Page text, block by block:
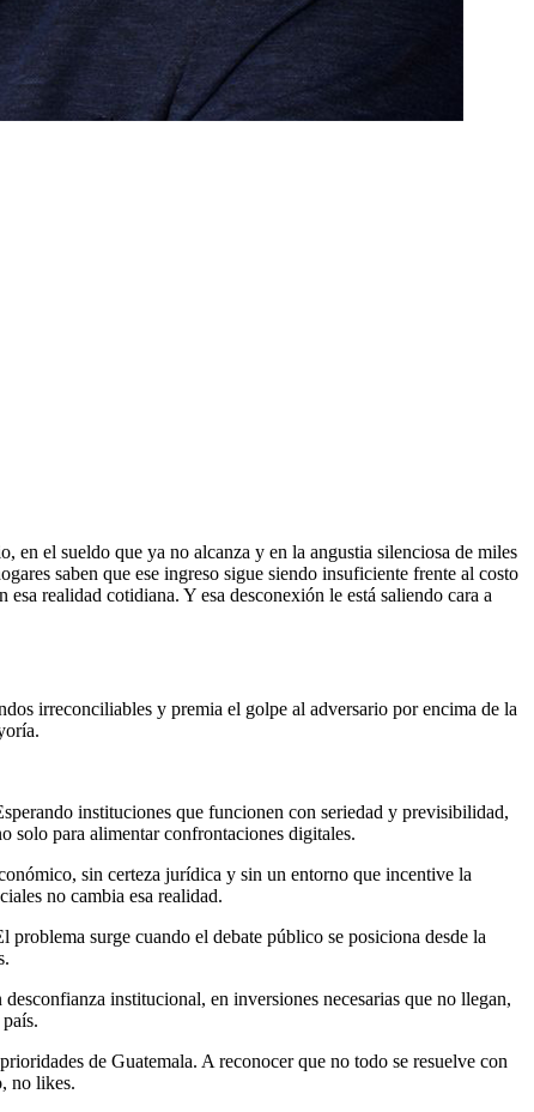
en el sueldo que ya no alcanza y en la angustia silenciosa de miles
saben que ese ingreso sigue siendo insuficiente frente al costo
realidad cotidiana. Y esa desconexión le está saliendo cara a
irreconciliables y premia el golpe al adversario por encima de la
instituciones que funcionen con seriedad y previsibilidad,
solo para alimentar confrontaciones digitales.
sin certeza jurídica y sin un entorno que incentive la
no cambia esa realidad.
surge cuando el debate público se posiciona desde la
institucional, en inversiones necesarias que no llegan,
de Guatemala. A reconocer que no todo se resuelve con
no likes.